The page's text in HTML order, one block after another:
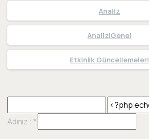
Analiz
Analiz|Genel
Etkinlik Güncellemeleri
Adınız : *